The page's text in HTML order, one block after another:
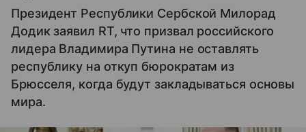
Президент Республики Сербской Милорад
Додик заявил RT, что призвал российского
лидера Владимира Путина не оставлять
республику на откуп бюрократам из
Брюсселя, когда будут закладываться основы
мира.